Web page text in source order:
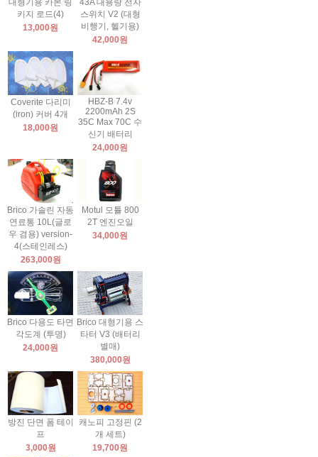
대형기용 카본 링
키지 로드(4)
13,000원
43A 대용량 전자
스위치 V2 (대형
비행기, 헬기용)
42,000원
Coverite 다리미
(iron) 커버 4개
18,000원
HBZ-B 7.4v
2200mAh 2S
35C Max 70C 수
신기 배터리
24,000원
Brico 가솔린 자동
연료통 10L(글로
우 겸용) version-
4(스테인레스)
263,000원
Motul 모튤 800
2T 엔진오일
34,000원
Brico 다용도 타면
각도계 (투명)
24,000원
Brico 대형기용 스
타터 V3 (배터리
별매)
380,000원
방진 단면 폼 테이
프
3,000원
캐노피 고정핀 (2
개 세트)
19,700원